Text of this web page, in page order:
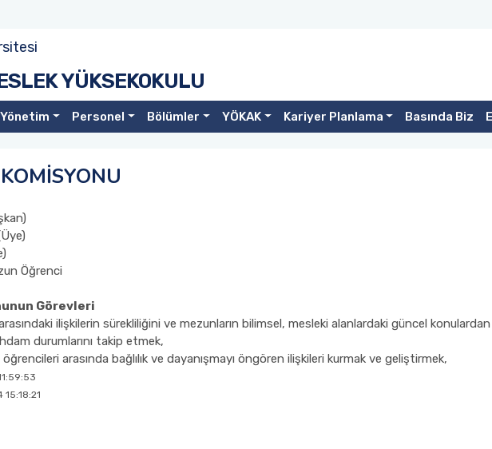
YÜKSEKOKULU
Yönetim Personel Bölümler YÖKAK Kariyer Planlama Basında Biz
Öğrenci
Görevleri
ilişkilerin sürekliliğini ve mezunların bilimsel, mesleki alanlardaki güncel
durumlarını takip etmek,
öğrencileri arasında bağlılık ve dayanışmayı öngören ilişkileri kurmak ve geliştirmek,
15:18:21